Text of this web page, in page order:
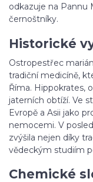
odkazuje na Pannu
černoštníky.
Historické
Ostropestřec
tradiční medicíně,
Říma. Hippokrates,
jaterních obtíží. Ve
Evropě a Asii jako
nemocemi. V
zvýšila nejen díky
vědeckým studiím
Chemické